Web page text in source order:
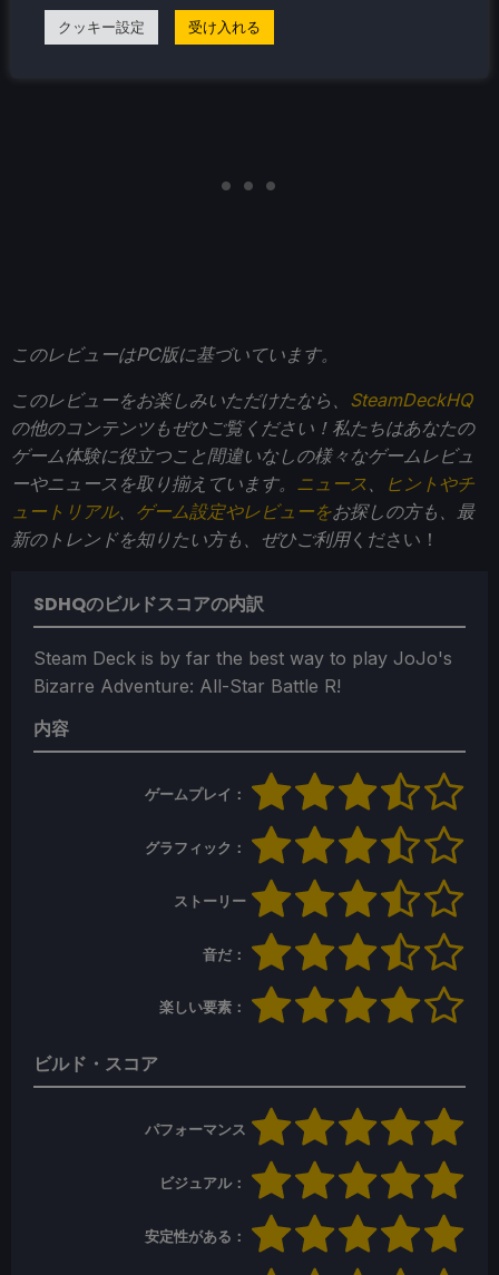
このレビューはPC版に基づいています。
このレビューをお楽しみいただけたなら、 SteamDeckHQ
の他のコンテンツもぜひご覧ください！私たちはあなたの
ゲーム体験に役立つこと間違いなしの様々なゲームレビュ
ーやニュースを取り揃えています。 ニュース 、
ヒントやチ
ュートリアル、 ゲーム設定やレビューをお探しの方も、最
新のトレンドを知りたい方も、ぜひご利用ください！
SDHQのビルドスコアの内訳
Steam Deck is by far the best way to play JoJo's
Bizarre Adventure: All-Star Battle R!
内容
ゲームプレイ：
グラフィック：
ストーリー
音だ：
楽しい要素：
ビルド・スコア
パフォーマンス
ビジュアル：
安定性がある：
クッキー設定 受け入れる